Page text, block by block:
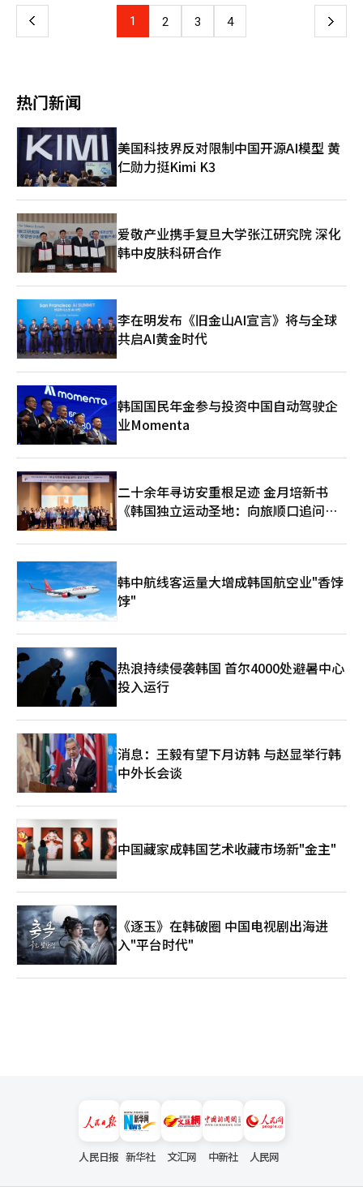
自然沟通、传递品牌价值的重要平台，公司未来将持续深化职业体
育与大众体育的多元合作，不断丰富品牌体验内涵。
作推出的“犬心寺”将发布10种宠物素食产品，展示与宠物共同修
行的生活方式。还有“香气项目”等多种品牌亮相。佛教新闻社社
计，IVE利用全方位视野的舞台结构拉近与粉丝的距离。从
《HEYA》到《ELEVEN》和《LOVE DIVE》等热门歌曲，成员们
演出市场从简单的歌舞向“体验型娱乐”进化的趋势。IVE的这次
演出意义重大，因为它是在上个月发布的第二张正规专辑先行双主
打曲《BANG BANG》在国内主要音源榜单上实现“完美全杀”并
获得音乐节目9冠王后举行的。IVE自出道以来，从《LOVE DIVE》
到《HEYA》，每首发布的歌曲都登上音源榜首，获得了大众的认
可和粉丝的支持。这表明Starship娱乐追求的“完美型女团”战略
在市场上取得了成功。此次粉丝演唱会中成员们展现的完美团队合
作和与粉丝的紧密互动，证明了IVE不仅是一个偶像团体，更是一
个“可持续品牌IP”。IVE将以此次粉丝演唱会为起点，正式启动
覆盖亚洲、欧洲、美洲和大洋洲的第二次世界巡演“SHOW WHAT
I AM”，4月4日将在吉隆坡开始与全球DIVE见面。目前，IVE在全
球音乐市场的地位比以往更加稳固。在北美和欧洲市场，K-pop偶
像的演出需求急剧增加，IVE已经在欧洲和美洲主要城市证明了其
性”和“独特概念”与西方市场趋势契合度的标准。尤其是360度
舞台设计等空间利用能力，预计将在北美和欧洲的大型竞技场演出
中更加闪耀。专家认为，IVE通过此次巡演，不仅会巩固K-pop粉
丝群体，还将向当地大众展示其“表演实力强”的艺术家形象。
IVE的成功在于将粉丝视为“航海的伙伴”而非舞台的旁观者。演
出中设置的寻宝任务、利用LED屏幕的参与型内容、遍布观众席的
安可舞台，赋予了粉丝“我们成就IVE”的强烈归属感。这与全球
娱乐市场的核心关键词“粉丝参与”完全一致。IVE是最聪明地利
用这一趋势的组合。成员们在空白期中坦诚分享恐惧，并通过音乐
回馈粉丝的安慰，这种“真诚叙事”是全球粉丝将IVE视为“自己
人”而非简单明星的最强有力武器。正如成员们所说，“IVE将永
远与DIVE同行”，她们不仅是舞台上的女神，也是并肩游泳的伙
伴。随着4月开始的巡演，全球音乐迷的目光聚焦于IVE如何再次将
2026年的K-pop市场染成“紫色”。※ 本报道经人工智能（AI）
系统翻译与编辑。
上 1 2 3 4 下
热门新闻
美国科技界反对限制中国开源AI模型 黄
仁勋力挺Kimi K3
爱敬产业携手复旦大学张江研究院 深化
韩中皮肤科研合作
李在明发布《旧金山AI宣言》将与全球
共启AI黄金时代
韩国国民年金参与投资中国自动驾驶企
业Momenta
二十余年寻访安重根足迹 金月培新书
《韩国独立运动圣地：向旅顺口追问历
韩中航线客运量大增成韩国航空业"香饽
饽"
热浪持续侵袭韩国 首尔4000处避暑中心
投入运行
消息：王毅有望下月访韩 与赵显举行韩
中外长会谈
中国藏家成韩国艺术收藏市场新"金主"
《逐玉》在韩破圈 中国电视剧出海进
入"平台时代"
人民日报 新华社 文汇网 中新社 人民网